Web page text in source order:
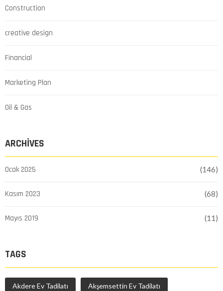
Construction
creative design
Financial
Marketing Plan
Oil & Gas
ARCHIVES
Ocak 2025 (146)
Kasım 2023 (68)
Mayıs 2019 (11)
TAGS
Akdere Ev Tadilatı Akşemsettin Ev Tadilatı